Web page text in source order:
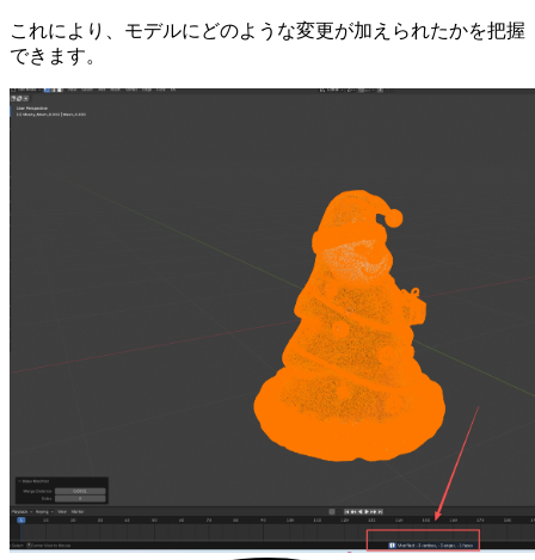
これにより、モデルにどのような変更が加えられたかを把握
できます。